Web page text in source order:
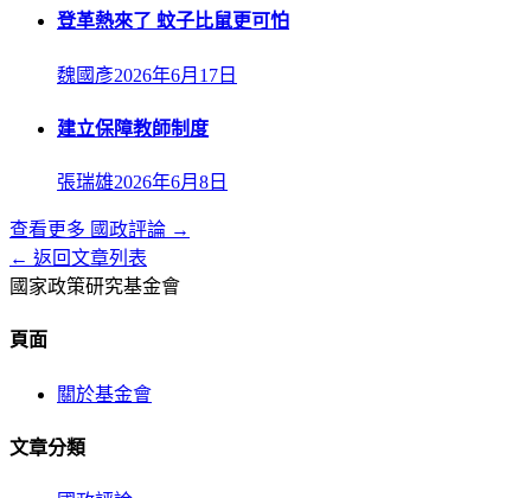
登革熱來了 蚊子比鼠更可怕
魏國彥2026年6月17日
建立保障教師制度
張瑞雄2026年6月8日
查看更多 國政評論 →
← 返回文章列表
國家政策研究基金會
頁面
關於基金會
文章分類